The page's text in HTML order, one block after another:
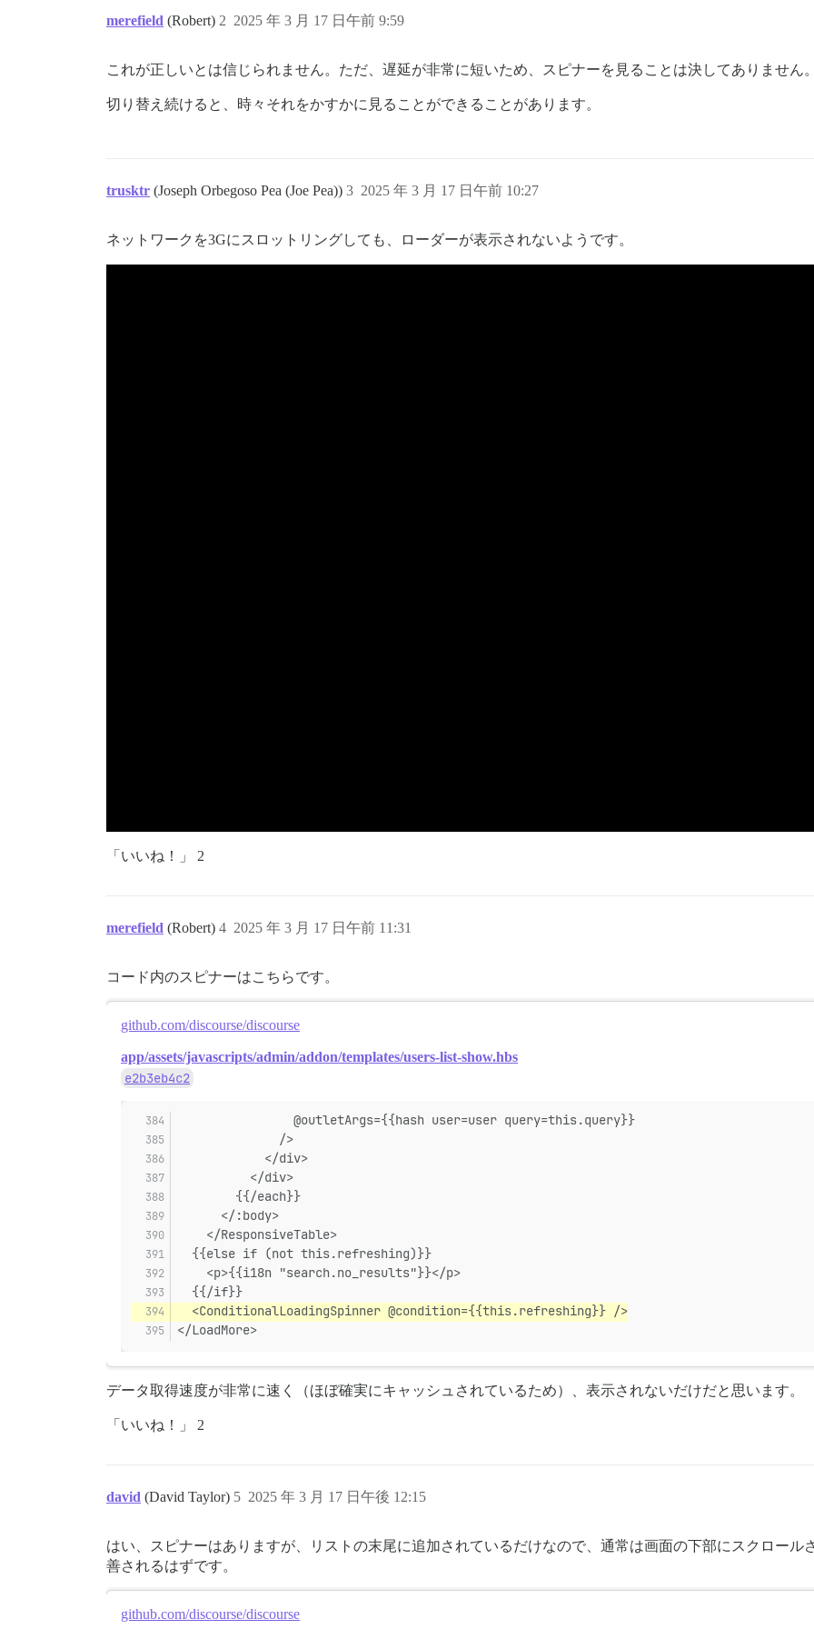
merefield (Robert) 2025 年 3 月 17 日午前 9:59
2
これが正しいとは信じられません。ただ、遅延が非常に短いため、スピナーを見ることは決してありません
切り替え続けると、時々それをかすかに見ることができることがあります。
trusktr (Joseph Orbegoso Pea (Joe Pea)) 2025 年 3 月 17 日午前 10:27
3
ネットワークを3Gにスロットリングしても、ローダーが表示されないようです。
「いいね！」 2
merefield (Robert) 2025 年 3 月 17 日午前 11:31
4
コード内のスピナーはこちらです。
github.com/discourse/discourse
app/assets/javascripts/admin/addon/templates/users-list-show.hbs
e2b3eb4c2
                @outletArgs={{hash user=user query=this.query}}
              />
            </div>
          </div>
        {{/each}}
      </:body>
    </ResponsiveTable>
  {{else if (not this.refreshing)}}
    <p>{{i18n "search.no_results"}}</p>
  {{/if}}
  <ConditionalLoadingSpinner @condition={{this.refreshing}} />
</LoadMore>
データ取得速度が非常に速く（ほぼ確実にキャッシュされているため）、表示されないだけだと思います。
「いいね！」 2
david (David Taylor) 2025 年 3 月 17 日午後 12:15
5
はい、スピナーはありますが、リストの末尾に追加されているだけなので、通常は画面の下部にスクロー
善されるはずです。
github.com/discourse/discourse